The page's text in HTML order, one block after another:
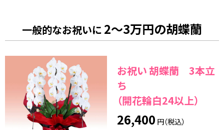
一般的なお祝いに 2～3万円の胡蝶蘭
お祝い 胡蝶蘭 3本立
ち
（開花輪白24以上）
26,400 円（税込）